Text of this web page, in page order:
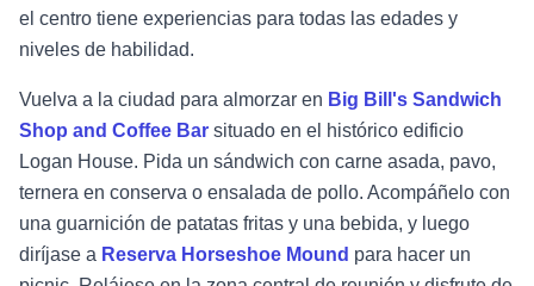
el centro tiene experiencias para todas las edades y
niveles de habilidad.
Vuelva a la ciudad para almorzar en Big Bill's Sandwich
Shop and Coffee Bar situado en el histórico edificio
Logan House. Pida un sándwich con carne asada, pavo,
ternera en conserva o ensalada de pollo. Acompáñelo con
una guarnición de patatas fritas y una bebida, y luego
diríjase a Reserva Horseshoe Mound para hacer un